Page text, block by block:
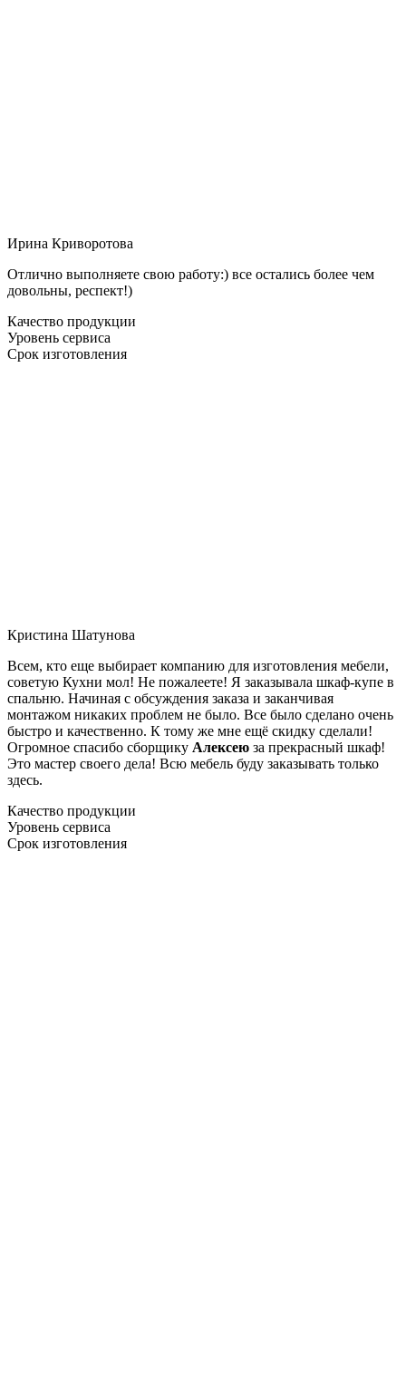
Ирина Криворотова
Отлично выполняете свою работу:) все остались более чем
довольны, респект!)
Качество продукции
Уровень сервиса
Срок изготовления
Кристина Шатунова
Всем, кто еще выбирает компанию для изготовления мебели,
советую Кухни мол! Не пожалеете! Я заказывала шкаф-купе в
спальню. Начиная с обсуждения заказа и заканчивая
монтажом никаких проблем не было. Все было сделано очень
быстро и качественно. К тому же мне ещё скидку сделали!
Огромное спасибо сборщику Алексею за прекрасный шкаф!
Это мастер своего дела! Всю мебель буду заказывать только
здесь.
Качество продукции
Уровень сервиса
Срок изготовления